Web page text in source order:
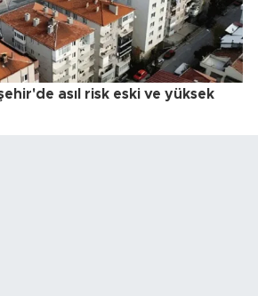
asıl risk eski ve yüksek